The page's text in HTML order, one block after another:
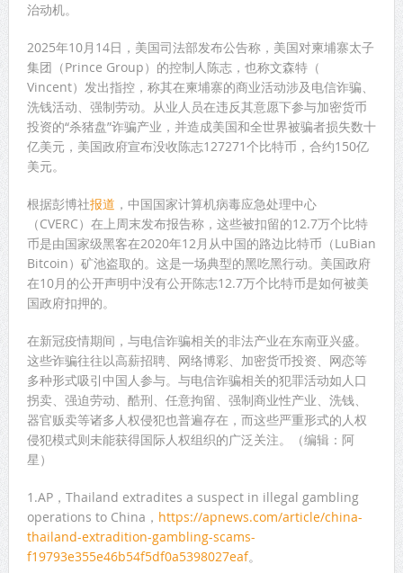
治动机。
2025年10月14日，美国司法部发布公告称，美国对柬埔寨太子
集团（Prince Group）的控制人陈志，也称文森特（
Vincent）发出指控，称其在柬埔寨的商业活动涉及电信诈骗、
洗钱活动、强制劳动。从业人员在违反其意愿下参与加密货币
投资的“杀猪盘”诈骗产业，并造成美国和全世界被骗者损失数十
亿美元，美国政府宣布没收陈志127271个比特币，合约150亿
美元。
根据彭博社报道 ，中国国家计算机病毒应急处理中心
（CVERC）在上周末发布报告称，这些被扣留的12.7万个比特
币是由国家级黑客在2020年12月从中国的路边比特币（LuBian
Bitcoin）矿池盗取的。这是一场典型的黑吃黑行动。美国政府
在10月的公开声明中没有公开陈志12.7万个比特币是如何被美
国政府扣押的。
在新冠疫情期间，与电信诈骗相关的非法产业在东南亚兴盛。
这些诈骗往往以高薪招聘、网络博彩、加密货币投资、网恋等
多种形式吸引中国人参与。与电信诈骗相关的犯罪活动如人口
拐卖、强迫劳动、酷刑、任意拘留、强制商业性产业、洗钱、
器官贩卖等诸多人权侵犯也普遍存在，而这些严重形式的人权
侵犯模式则未能获得国际人权组织的广泛关注。（编辑：阿
星）
1.AP，Thailand extradites a suspect in illegal gambling
operations to China， https://apnews.com/article/china-
thailand-extradition-gambling-scams-
f19793e355e46b54f5df0a5398027eaf。